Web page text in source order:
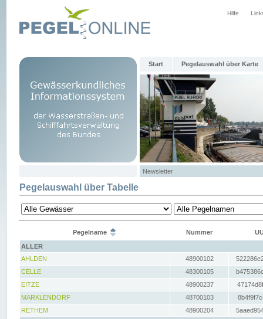
Hilfe
Start Pegelauswahl über Karte
Newsletter
Pegelauswahl über Tabelle
Pegelname Nummer
ALLER
AHLDEN
48900102
CELLE
48300105
EITZE
48900237
MARKLENDORF
48700103
RETHEM
48900204